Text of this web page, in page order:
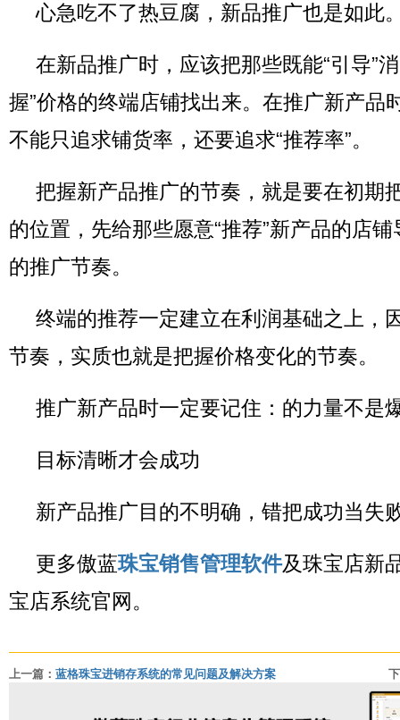
心急吃不了热豆腐，新品推广也是如此
在新品推广时，应该把那些既能“引导”
握”价格的终端店铺找出来。在推广新产品
不能只追求铺货率，还要追求“推荐率”。
把握新产品推广的节奏，就是要在初期
的位置，先给那些愿意“推荐”新产品的店
的推广节奏。
终端的推荐一定建立在利润基础之上，
节奏，实质也就是把握价格变化的节奏。
推广新产品时一定要记住：的力量不是
目标清晰才会成功
新产品推广目的不明确，错把成功当失
更多傲蓝珠宝销售管理软件及珠宝店新
宝店系统官网。
上一篇： 蓝格珠宝进销存系统的常见问题及解决方案